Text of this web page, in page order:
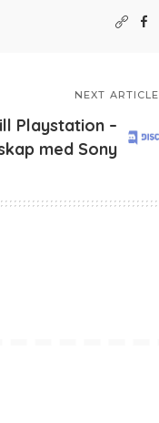
NEXT ARTICLE
Playstation –
med Sony